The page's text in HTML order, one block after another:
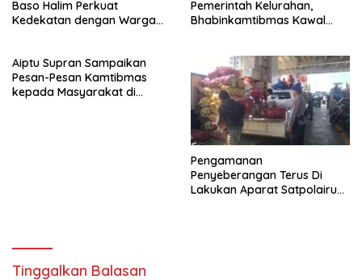
Baso Halim Perkuat
Kedekatan dengan Warga
Pemerintah Kelurahan,
Bhabinkamtibmas Kawal
Aiptu Supran Sampaikan
Pesan-Pesan Kamtibmas
kepada Masyarakat di
Pengamanan
Penyeberangan Terus Di
Lakukan Aparat Satpolairud
Tinggalkan Balasan